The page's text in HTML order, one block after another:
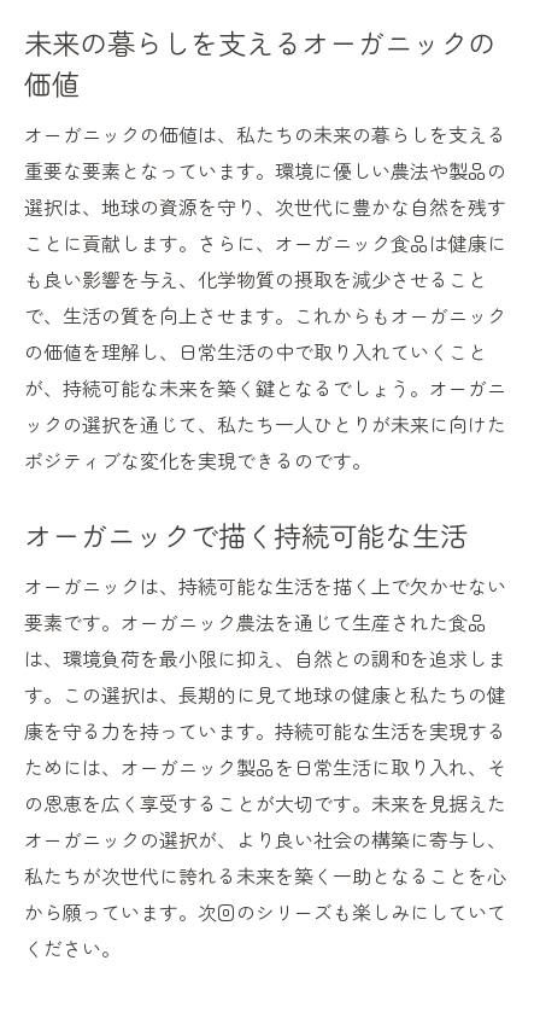
オーガニックが叶える持続可能な未来像
オーガニックと共に築く未来のライフスタ
イル
未来の暮らしを支えるオーガニックの
価値
オーガニックの価値は、私たちの未来の暮らしを支える
重要な要素となっています。環境に優しい農法や製品の
選択は、地球の資源を守り、次世代に豊かな自然を残す
ことに貢献します。さらに、オーガニック食品は健康に
も良い影響を与え、化学物質の摂取を減少させること
で、生活の質を向上させます。これからもオーガニック
の価値を理解し、日常生活の中で取り入れていくこと
が、持続可能な未来を築く鍵となるでしょう。オーガニ
ックの選択を通じて、私たち一人ひとりが未来に向けた
ポジティブな変化を実現できるのです。
オーガニックで描く持続可能な生活
オーガニックは、持続可能な生活を描く上で欠かせない
要素です。オーガニック農法を通じて生産された食品
は、環境負荷を最小限に抑え、自然との調和を追求しま
す。この選択は、長期的に見て地球の健康と私たちの健
康を守る力を持っています。持続可能な生活を実現する
ためには、オーガニック製品を日常生活に取り入れ、そ
の恩恵を広く享受することが大切です。未来を見据えた
オーガニックの選択が、より良い社会の構築に寄与し、
私たちが次世代に誇れる未来を築く一助となることを心
から願っています。次回のシリーズも楽しみにしていて
ください。